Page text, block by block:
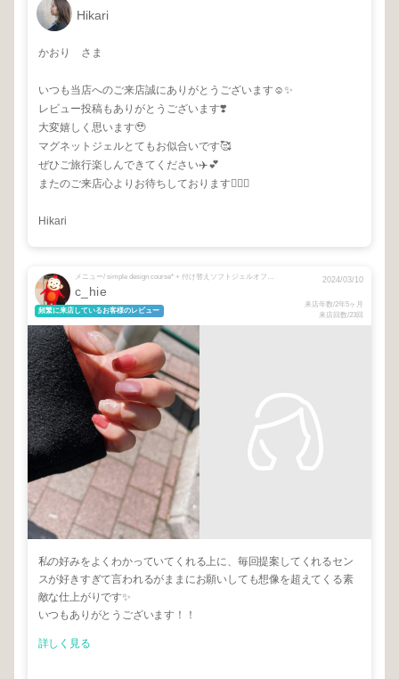
Hikari
かおり さま
いつも当店へのご来店誠にありがとうございます☺️✨
レビュー投稿もありがとうございます❣️
大変嬉しく思います🥹
マグネットジェルとてもお似合いです🥰
ぜひご旅行楽しんできてください✈️💕
またのご来店心よりお待ちしております🙇‍♀️✨
Hikari
メニュー/ simple design course* + 付け替えソフトジェルオフ10本（リピーター様）
c_hie
頻繁に来店しているお客様のレビュー
2024/03/10
来店年数/2年5ヶ月
来店回数/23回
私の好みをよくわかっていてくれる上に、毎回提案してくれるセン
スが好きすぎて言われるがままにお願いしても想像を超えてくる素
敵な仕上がりです✨
いつもありがとうございます！！
詳しく見る